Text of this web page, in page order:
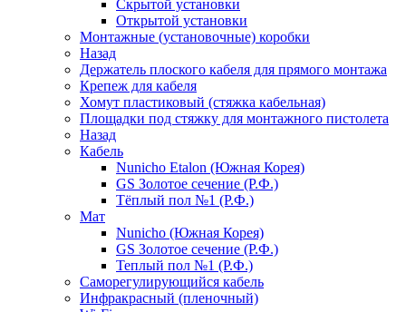
Скрытой установки
Открытой установки
Монтажные (установочные) коробки
Назад
Держатель плоского кабеля для прямого монтажа
Крепеж для кабеля
Хомут пластиковый (стяжка кабельная)
Площадки под стяжку для монтажного пистолета
Назад
Кабель
Nunicho Etalon (Южная Корея)
GS Золотое сечение (Р.Ф.)
Тёплый пол №1 (Р.Ф.)
Мат
Nunicho (Южная Корея)
GS Золотое сечение (Р.Ф.)
Теплый пол №1 (Р.Ф.)
Саморегулирующийся кабель
Инфракрасный (пленочный)